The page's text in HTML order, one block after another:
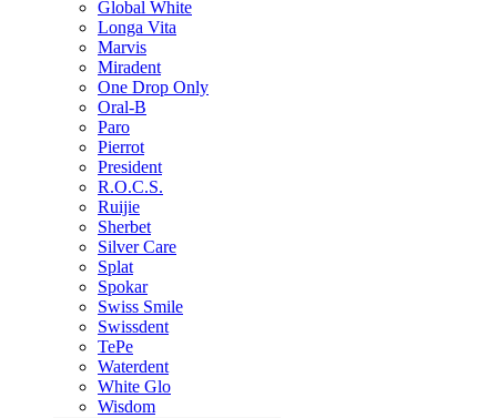
Global White
Longa Vita
Marvis
Miradent
One Drop Only
Oral-B
Paro
Pierrot
President
R.O.C.S.
Ruijie
Sherbet
Silver Care
Splat
Spokar
Swiss Smile
Swissdent
TePe
Waterdent
White Glo
Wisdom